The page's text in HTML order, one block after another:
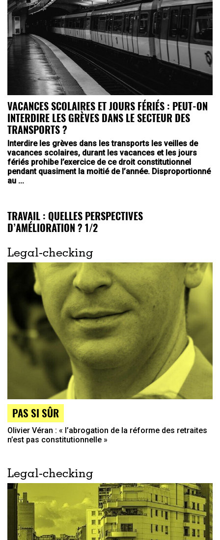
VACANCES SCOLAIRES ET JOURS FÉRIÉS : PEUT-ON
INTERDIRE LES GRÈVES DANS LE SECTEUR DES
TRANSPORTS ?
Interdire les grèves dans les transports les veilles de
vacances scolaires, durant les vacances et les jours
fériés prohibe l’exercice de ce droit constitutionnel
pendant quasiment la moitié de l’année. Disproportionné
au ...
TRAVAIL : QUELLES PERSPECTIVES
D’AMÉLIORATION ? 1/2
Legal-checking
PAS SI SÛR
Olivier Véran : « l’abrogation de la réforme des retraites
n’est pas constitutionnelle »
Legal-checking